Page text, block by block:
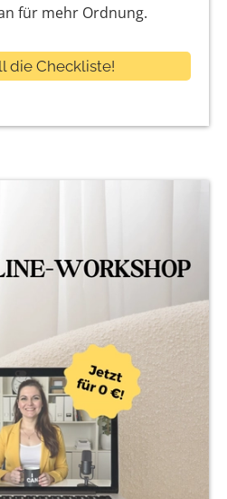
für mehr Ordnung.
die Checkliste!